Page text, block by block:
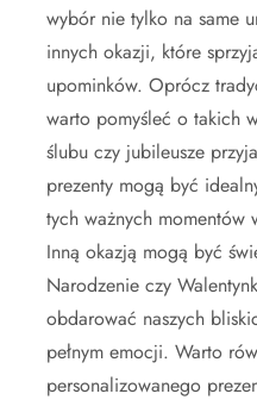
wybór nie tylko na same
innych okazji, które
upominków. Oprócz
warto pomyśleć o takich
ślubu czy jubileusze
prezenty mogą być
tych ważnych momentów
Inną okazją mogą być
Narodzenie czy
obdarować naszych
pełnym emocji. Warto
personalizowanego